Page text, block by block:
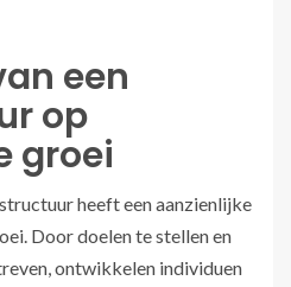
een
op
groei
heeft een aanzienlijke
Door doelen te stellen en
ontwikkelen individuen